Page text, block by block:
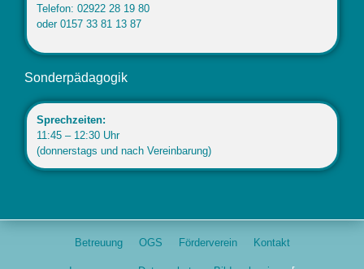
Telefon: 02922 28 19 80
oder 0157 33 81 13 87
Sonderpädagogik
Sprechzeiten:
11:45 – 12:30 Uhr
(donnerstags und nach Vereinbarung)
Betreuung OGS Förderverein Kontakt